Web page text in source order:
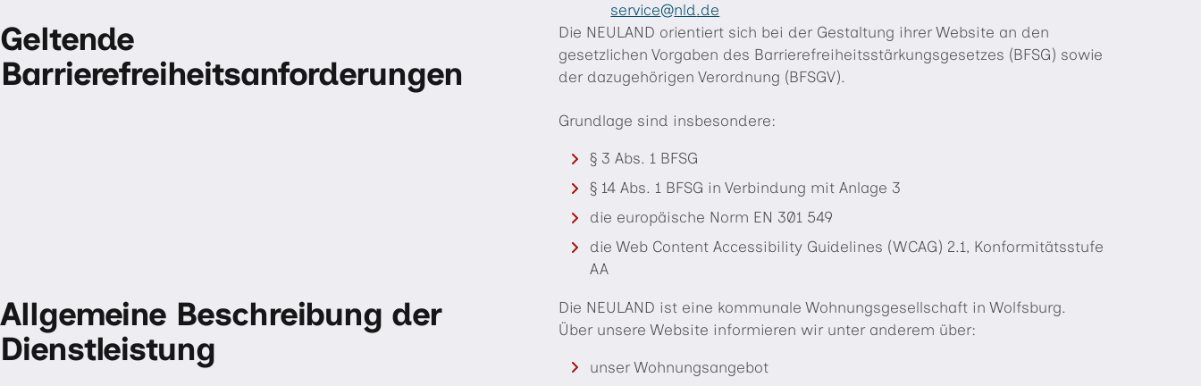
service
nld
"«@
&
.de
Geltende
Barrierefreiheitsanforderungen
Die NEULAND orientiert sich bei der Gestaltung ihrer Website an den
gesetzlichen Vorgaben des Barrierefreiheitsstärkungsgesetzes (BFSG) sowie
der dazugehörigen Verordnung (BFSGV).
Grundlage sind insbesondere:
§ 3 Abs. 1 BFSG
§ 14 Abs. 1 BFSG in Verbindung mit Anlage 3
die europäische Norm EN 301 549
die Web Content Accessibility Guidelines (WCAG) 2.1, Konformitätsstufe
AA
Allgemeine Beschreibung der
Dienstleistung
Die NEULAND ist eine kommunale Wohnungsgesellschaft in Wolfsburg.
Über unsere Website informieren wir unter anderem über:
unser Wohnungsangebot